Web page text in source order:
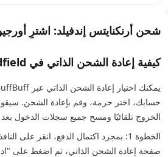
شحن أرنكنايتس إندفيلد: اشترِ
كيفية إعادة الشحن الذاتي في Arknights Endfield
الخروج تلقائيًا ومسح جميع سجلات الدخول بعد
الخطوة 1: بمجرد اكتمال الدفع، انقر على
صفحة إعادة الشحن الذاتي، ثم اضغط على